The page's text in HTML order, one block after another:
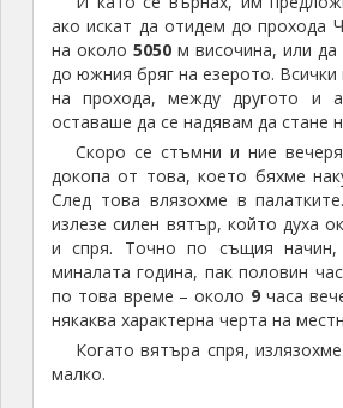
ако искат да отидем до прохода
на около 5050 м височина, или
до южния бряг на езерото. Всички
на прохода, между другото и
оставаше да се надявам да стане
Скоро се стъмни и ние
докопа от това, което бяхме
След това влязохме в
излезе силен вятър, който духа
и спря. Точно по същия начин,
миналата година, пак половин
по това време – около 9 часа
някаква характерна черта на
Когато вятъра спря,
малко.